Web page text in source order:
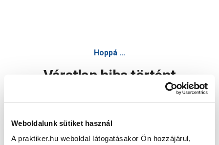
Weboldalunk sütiket használ
A praktiker.hu weboldal látogatásakor Ön hozzájárul,
Hoppá ...
Váratlan hiba történt
Oldal újratöltése